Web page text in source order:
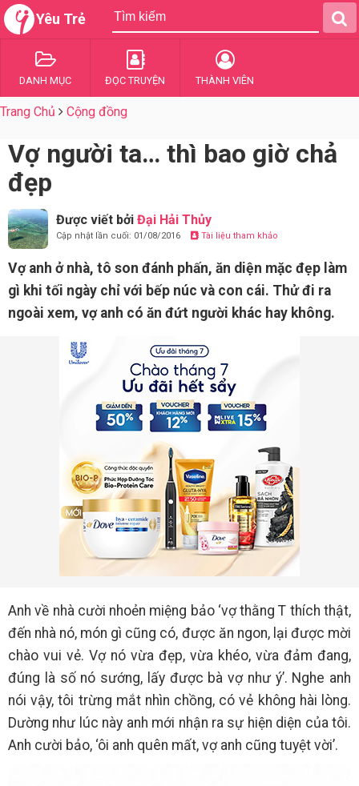
Yêu Trẻ
DANH MỤC ĐỌC TRUYỆN THÀNH VIÊN
Trang Chủ Cộng đồng
Vợ người ta… thì bao giờ chả
đẹp
Được viết bởi Đại Hải Thủy
Cập nhật lần cuối: 01/08/2016 Tài liệu tham khảo
Vợ anh ở nhà, tô son đánh phấn, ăn diện mặc đẹp làm
gì khi tối ngày chỉ với bếp núc và con cái. Thử đi ra
ngoài xem, vợ anh có ăn đứt người khác hay không.
Anh về nhà cười nhoẻn miệng bảo ‘vợ thằng T thích thật,
đến nhà nó, món gì cũng có, được ăn ngon, lại được mời
chào vui vẻ. Vợ nó vừa đẹp, vừa khéo, vừa đảm đang,
đúng là số nó sướng, lấy được bà vợ như ý’. Nghe anh
nói vậy, tôi trừng mắt nhìn chồng, có vẻ không hài lòng.
Dường như lúc này anh mới nhận ra sự hiện diện của tôi.
Anh cười bảo, ‘ôi anh quên mất, vợ anh cũng tuyệt vời’.